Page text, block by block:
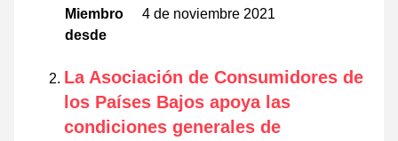
Miembro
desde
4 de noviembre 2021
La Asociación de Consumidores de
los Países Bajos apoya las
condiciones generales de